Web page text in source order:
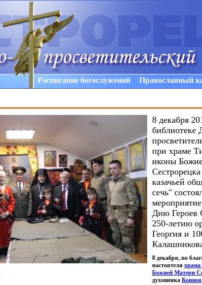
Расписание богослужений Православный
8 декабря
библиотеке
при храме
иконы
казачьей
сечь"
Дню Героев
250-летию
Георгия и
8 декабря, по
настоятеля
Божией Матери
духовника